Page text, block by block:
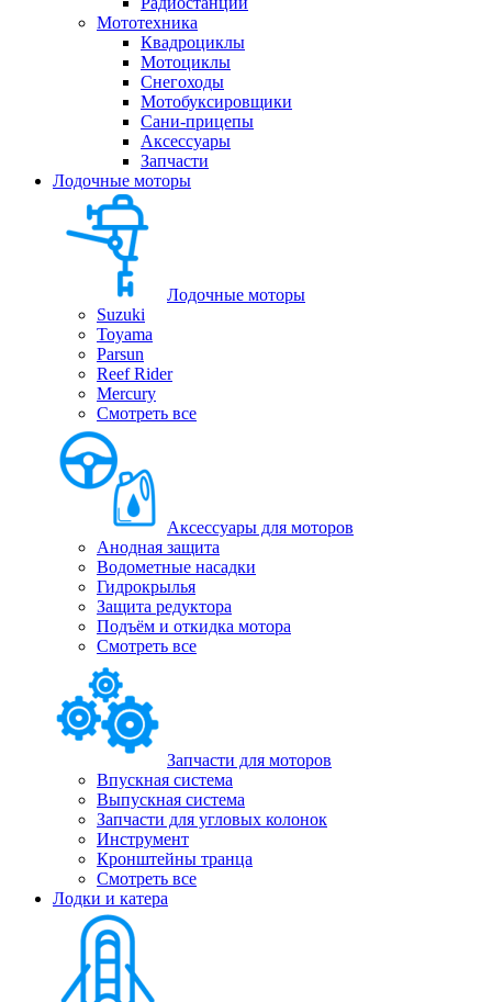
Мототехника
Квадроциклы
Мотоциклы
Снегоходы
Мотобуксировщики
Сани-прицепы
Аксессуары
Запчасти
Лодочные моторы
Лодочные моторы
Suzuki
Toyama
Parsun
Reef Rider
Mercury
Смотреть все
Аксессуары для моторов
Анодная защита
Водометные насадки
Гидрокрылья
Защита редуктора
Подъём и откидка мотора
Смотреть все
Запчасти для моторов
Впускная система
Выпускная система
Запчасти для угловых колонок
Инструмент
Кронштейны транца
Смотреть все
Лодки и катера